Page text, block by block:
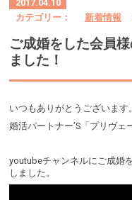
2017.04.10
カテゴリー：
新着情報
ご成婚をした会員
ました！
いつもありがとうございます。
婚活パートナー’S「プリヴェ
youtubeチャンネルにご成婚
しました。